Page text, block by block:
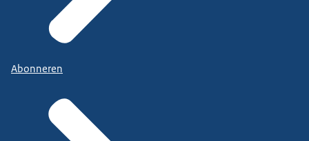
Abonneren